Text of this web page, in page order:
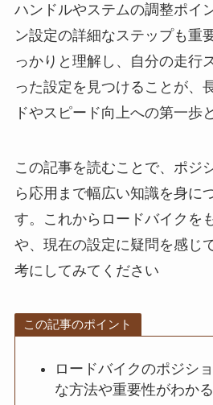
ハンドルやステムの調整ポイ
ン設定の詳細なステップも重
っかりと理解し、自分の走行
った設定を見つけることが、
ドやスピード向上への第一歩
この記事を読むことで、ポジ
ら応用まで幅広い知識を身に
す。これからロードバイクを
や、現在の設定に疑問を感じ
考にしてみてください
この記事のポイント
ロードバイクのポジシ
な方法や重要性がわかる